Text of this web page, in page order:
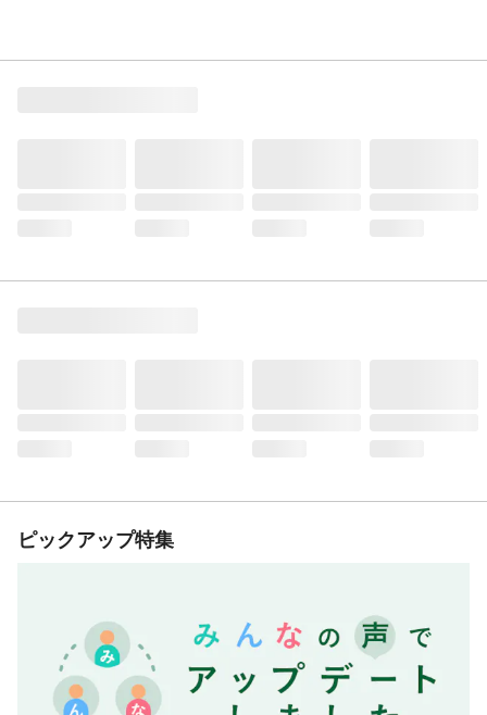
ピックアップ特集